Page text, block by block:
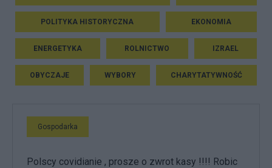
POLITYKA HISTORYCZNA EKONOMIA
ENERGETYKA ROLNICTWO IZRAEL
OBYCZAJE WYBORY CHARYTATYWNOŚĆ
Gospodarka
Polscy covidianie , prosze o zwrot kasy !!!! Robic